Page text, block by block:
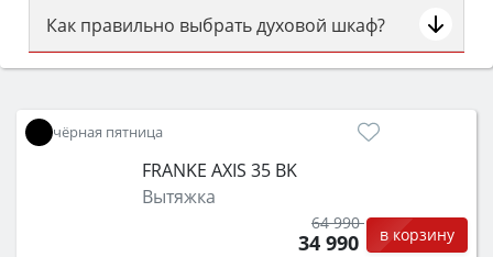
Как правильно выбрать духовой шкаф?
Сначала определитесь с типом (газовый или
затем смотрите на объём 50–70 л для семьи,
класс энергопотребления не ниже A и нужные
функции (конвекция, гриль, самоочистка,
защита от детей).
чёрная пятница
FRANKE AXIS 35 BK
Вытяжка
64 990
34 990 в корзину